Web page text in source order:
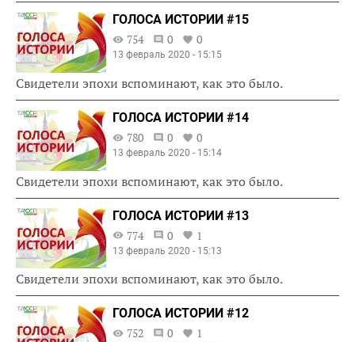
ГОЛОСА ИСТОРИИ #15
754
0 0
13 февраль 2020 - 15:15
Свидетели эпохи вспоминают, как это было.
ГОЛОСА ИСТОРИИ #14
780
0 0
13 февраль 2020 - 15:14
Свидетели эпохи вспоминают, как это было.
ГОЛОСА ИСТОРИИ #13
774
0 1
13 февраль 2020 - 15:13
Свидетели эпохи вспоминают, как это было.
ГОЛОСА ИСТОРИИ #12
752
0 1